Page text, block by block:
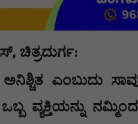
, ಚಿತ್ರದುರ್ಗ:
ಅನಿಶ್ಚಿತ ಎಂಬುದು
ವ್ಯಕ್ತಿಯನ್ನು